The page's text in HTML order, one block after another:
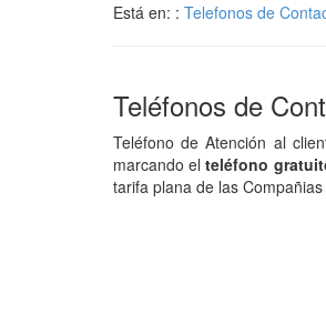
Está en: : Telefonos de
Teléfonos de
Teléfono de Atención al
marcando elteléfono
tarifa plana de las